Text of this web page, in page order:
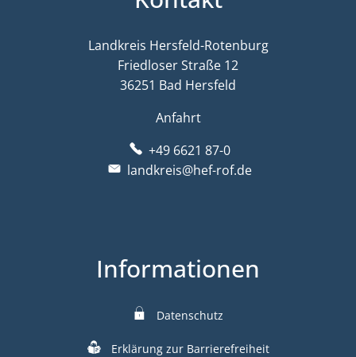
Landkreis Hersfeld-Rotenburg
Friedloser Straße 12
36251 Bad Hersfeld
Anfahrt
+49 6621 87-0
landkreis@hef-rof.de
Informationen
Datenschutz
Erklärung zur Barrierefreiheit